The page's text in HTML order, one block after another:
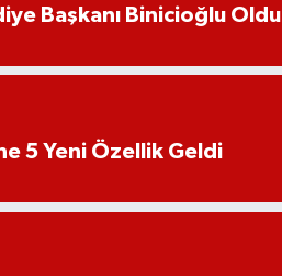
Başkanı Binicioğlu Oldu
5 Yeni Özellik Geldi